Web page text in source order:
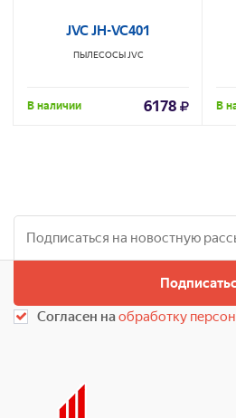
JVC JH-VC401
ПЫЛЕСОСЫ JVC
В наличии 6178 В
Согласен наобработку